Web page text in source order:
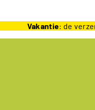
Vakantie: de